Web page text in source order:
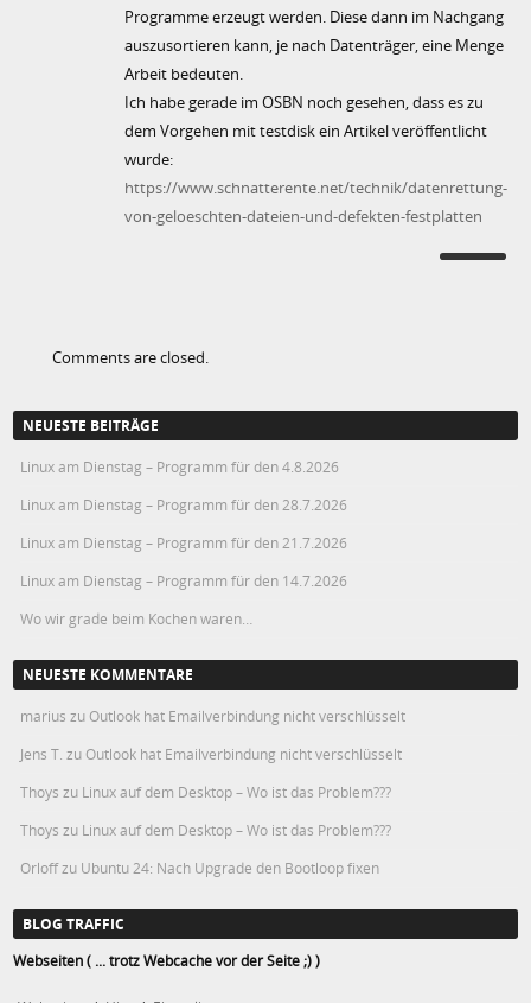
Programme erzeugt werden. Diese dann im Nachgang
auszusortieren kann, je nach Datenträger, eine Menge
Arbeit bedeuten.
Ich habe gerade im OSBN noch gesehen, dass es zu
dem Vorgehen mit testdisk ein Artikel veröffentlicht
wurde:
https://www.schnatterente.net/technik/datenrettung-
von-geloeschten-dateien-und-defekten-festplatten
Comments are closed.
NEUESTE BEITRÄGE
Linux am Dienstag – Programm für den 4.8.2026
Linux am Dienstag – Programm für den 28.7.2026
Linux am Dienstag – Programm für den 21.7.2026
Linux am Dienstag – Programm für den 14.7.2026
Wo wir grade beim Kochen waren…
NEUESTE KOMMENTARE
marius zu Outlook hat Emailverbindung nicht verschlüsselt
Jens T. zu Outlook hat Emailverbindung nicht verschlüsselt
Thoys zu Linux auf dem Desktop – Wo ist das Problem???
Thoys zu Linux auf dem Desktop – Wo ist das Problem???
Orloffzu Ubuntu 24: Nach Upgrade den Bootloop fixen
BLOG TRAFFIC
Webseiten ( ... trotz Webcache vor der Seite ;) )